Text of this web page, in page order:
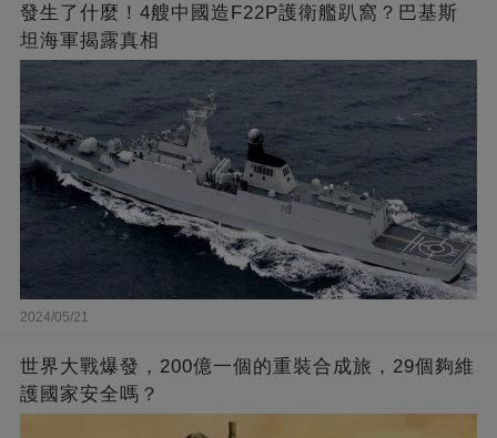
發生了什麼！4艘中國造F22P護衛艦趴窩？巴基斯
坦海軍揭露真相
2024/05/21
世界大戰爆發，200億一個的重裝合成旅，29個夠維
護國家安全嗎？